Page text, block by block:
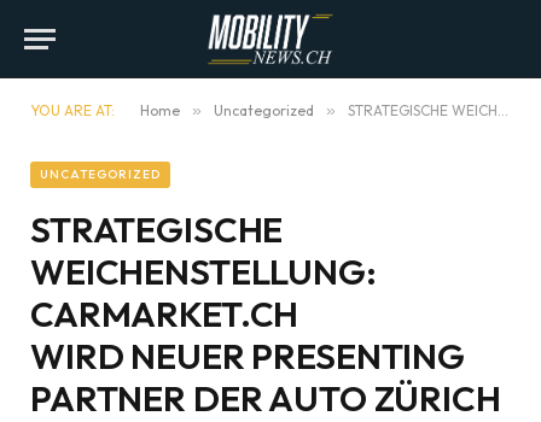
YOU ARE AT: Home » Uncategorized » STRATEGISCHE WEICHENSTELLUNG: CARMARKET.CH WIRD NEUER PRESENTING PARTNER DER AUTO ZÜRICH
UNCATEGORIZED
STRATEGISCHE
WEICHENSTELLUNG:
CARMARKET.CH
WIRD NEUER PRESENTING
PARTNER DER AUTO ZÜRICH